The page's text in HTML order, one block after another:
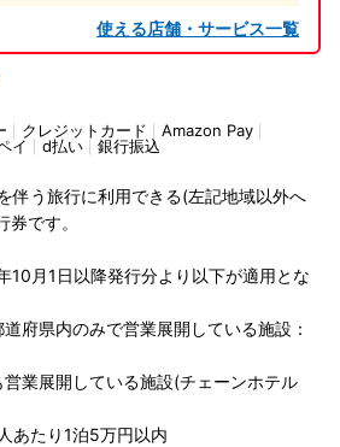
使える店舗・サービス一覧
クレジットカード
Amazon Pay
イ d払い 銀行振込
伴う旅行に利用できる(左記地域以外へ
です。
10月1日以降発行分より以下が適用とな
府県内のみで営業展開している施設：
営業展開している施設(チェーンホテル
あたり1泊5万円以内